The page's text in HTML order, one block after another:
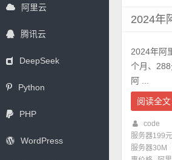
阿里云
腾讯云
DeepSeek
Python
PHP
WordPress
2024年
2024年阿
个月、
阿 ...
阅读全文
code
服务器199元
服务器30M